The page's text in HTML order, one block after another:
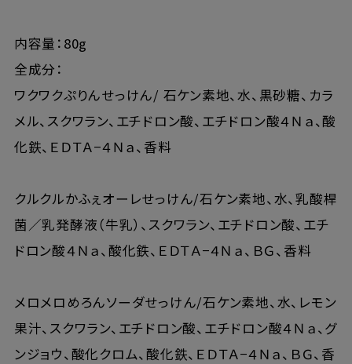
内容量：80g
全成分：
ワクワクぷりんせっけん/ 石ケン素地、水、黒砂糖、カラ
メル、スクワラン、エチドロン酸、エチドロン酸４Ｎａ、酸
化鉄、ＥＤＴＡ−４Ｎａ、香料
クルクルかふぇオーレせっけん/石ケン素地、水、乳酸桿
菌／乳発酵液（牛乳）、スクワラン、エチドロン酸、エチ
ドロン酸４Ｎａ、酸化鉄、ＥＤＴＡ−４Ｎａ、ＢＧ、香料
メロメロめろんソーダせっけん/石ケン素地、水、レモン
果汁、スクワラン、エチドロン酸、エチドロン酸４Ｎａ、グ
ンジョウ、酸化クロム、酸化鉄、ＥＤＴＡ−４Ｎａ、ＢＧ、香